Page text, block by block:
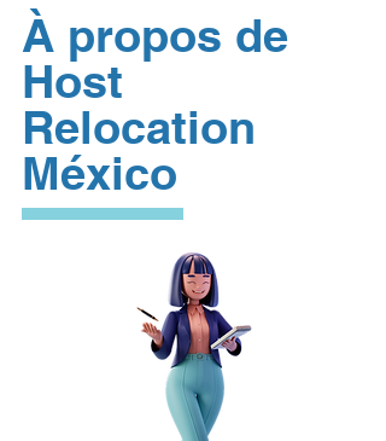
À propos de
Host
Relocation
México